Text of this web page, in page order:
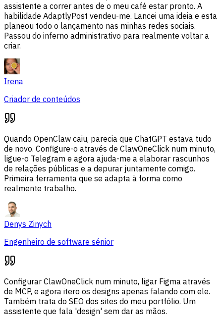
assistente a correr antes de o meu café estar pronto. A
habilidade AdaptlyPost vendeu-me. Lancei uma ideia e esta
planeou todo o lançamento nas minhas redes sociais.
Passou do inferno administrativo para realmente voltar a
criar.
Irena
Criador de conteúdos
Quando OpenClaw caiu, parecia que ChatGPT estava tudo
de novo. Configure-o através de ClawOneClick num minuto,
ligue-o Telegram e agora ajuda-me a elaborar rascunhos
de relações públicas e a depurar juntamente comigo.
Primeira ferramenta que se adapta à forma como
realmente trabalho.
Denys Zinych
Engenheiro de software sénior
Configurar ClawOneClick num minuto, ligar Figma através
de MCP, e agora itero os designs apenas falando com ele.
Também trata do SEO dos sites do meu portfólio. Um
assistente que fala 'design' sem dar as mãos.